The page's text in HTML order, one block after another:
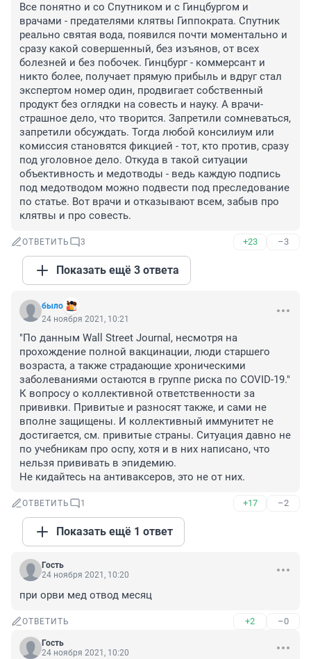
Все понятно и со Спутником и с Гинцбургом и
врачами - предателями клятвы Гиппократа. Спутник
реально святая вода, появился почти моментально и
сразу какой совершенный, без изъянов, от всех
болезней и без побочек. Гинцбург - коммерсант и
никто более, получает прямую прибыль и вдруг стал
экспертом номер один, продвигает собственный
продукт без оглядки на совесть и науку. А врачи-
страшное дело, что творится. Запретили сомневаться,
запретили обсуждать. Тогда любой консилиум или
комиссия становятся фикцией - тот, кто против, сразу
под уголовное дело. Откуда в такой ситуации
объективность и медотводы - ведь каждую подпись
под медотводом можно подвести под преследование
по статье. Вот врачи и отказывают всем, забыв про
клятвы и про совесть.
ОТВЕТИТЬ 3 +23 –3
Показать ещё 3 ответа
было
24 ноября 2021, 10:21
"По данным Wall Street Journal, несмотря на
прохождение полной вакцинации, люди старшего
возраста, а также страдающие хроническими
заболеваниями остаются в группе риска по COVID-19."
К вопросу о коллективной ответственности за
прививки. Привитые и разносят также, и сами не
вполне защищены. И коллективный иммунитет не
достигается, см. привитые страны. Ситуация давно не
по учебникам про оспу, хотя и в них написано, что
нельзя прививать в эпидемию.
Не кидайтесь на антиваксеров, это не от них.
ОТВЕТИТЬ 1 +17 –2
Показать ещё 1 ответ
Гость
24 ноября 2021, 10:20
при орви мед отвод месяц
ОТВЕТИТЬ +2 –0
Гость
24 ноября 2021, 10:20